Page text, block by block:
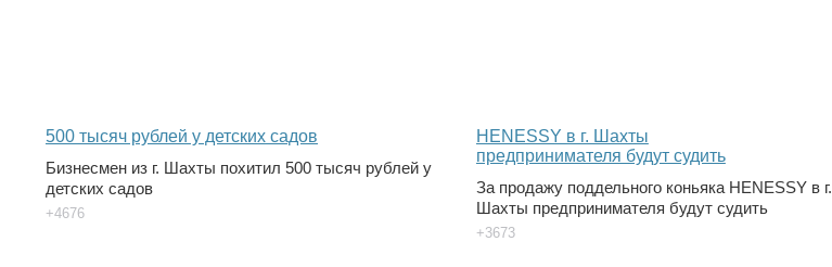
Бизнесмен из г. Шахты похитил 500 тысяч рублей у
детских садов
+4676
За продажу поддельного коньяка HЕNESSY в г.
Шахты предпринимателя будут судить
+3673